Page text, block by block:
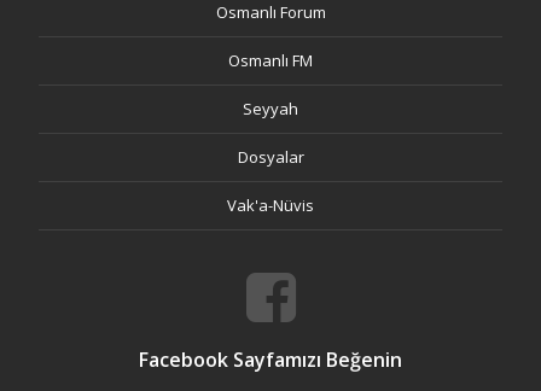
Osmanlı Forum
Osmanlı FM
Seyyah
Dosyalar
Vak'a-Nüvis
Facebook Sayfamızı Beğenin